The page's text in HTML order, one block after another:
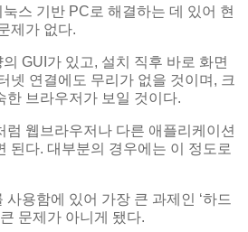
스 기반 PC로 해결하는 데 있어 현
제가 없다.
GUI가 있고, 설치 직후 바로 화면
넷 연결에도 무리가 없을 것이며, 크
한 브라우저가 보일 것이다.
럼 웹브라우저나 다른 애플리케이션
된다. 대부분의 경우에는 이 정도로
용함에 있어 가장 큰 과제인 ‘하드
문제가 아니게 됐다.